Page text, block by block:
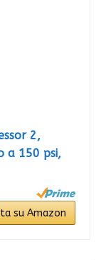
2,
a 150 psi,
su Amazon